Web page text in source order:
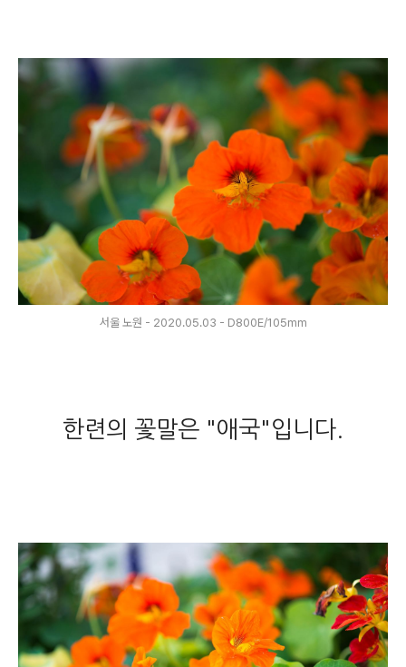
서울 노원 - 2020.05.03 - D800E/105mm
한련의 꽃말은 "애국"입니다.